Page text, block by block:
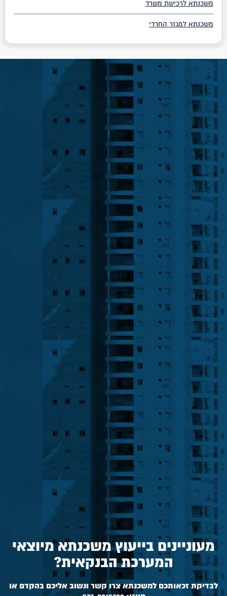
משכנתא לרכישת משרד
משכנתא למגזר החרדי
מעוניינים בייעוץ משכנתא מיוצאי
המערכת הבנקאית?
לבדיקת זכאותכם למשכנתא צרו קשר ונשוב אליכם בהקדם או